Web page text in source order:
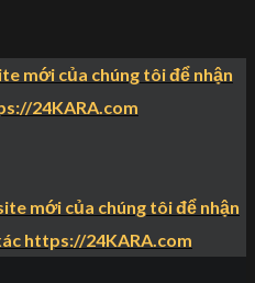
mới của chúng tôi để nhận
24KARA.com
mới của chúng tôi để nhận
https://24KARA.com